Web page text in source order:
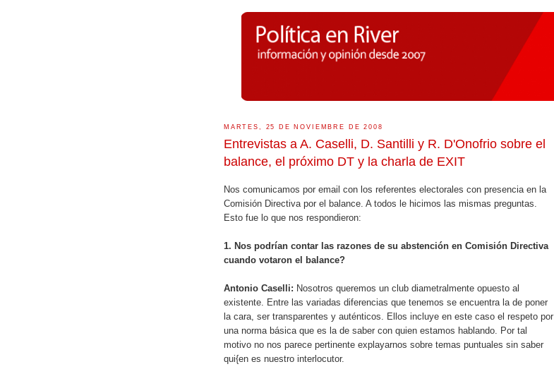
MARTES, 25 DE NOVIEMBRE DE 2008
Entrevistas a A. Caselli, D. Santilli y R. D'Onofrio sobre el
balance, el próximo DT y la charla de EXIT
Nos comunicamos por email con los referentes electorales con presencia en la
Comisión Directiva por el balance. A todos le hicimos las mismas preguntas.
Esto fue lo que nos respondieron:
1. Nos podrían contar las razones de su abstención en Comisión Directiva
cuando votaron el balance?
Antonio Caselli: Nosotros queremos un club diametralmente opuesto al
existente. Entre las variadas diferencias que tenemos se encuentra la de poner
la cara, ser transparentes y auténticos. Ellos incluye en este caso el respeto por
una norma básica que es la de saber con quien estamos hablando. Por tal
motivo no nos parece pertinente explayarnos sobre temas puntuales sin saber
qui{en es nuestro interlocutor.